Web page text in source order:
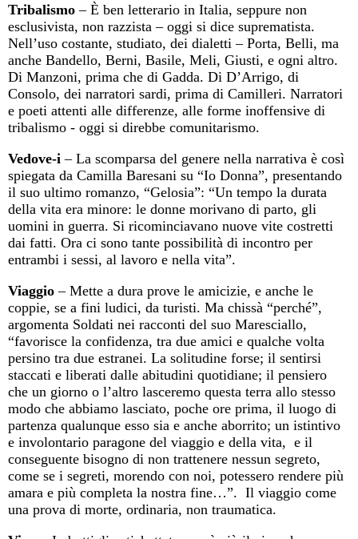
Tribalismo– È ben letterario in Italia, seppure non
esclusivista, non razzista – oggi si dice suprematista.
Nell’uso costante, studiato, dei dialetti – Porta, Belli, ma
anche Bandello, Berni, Basile, Meli, Giusti, e ogni altro.
Di Manzoni, prima che di Gadda. Di D’Arrigo, di
Consolo, dei narratori sardi, prima di Camilleri. Narratori
e poeti attenti alle differenze, alle forme inoffensive di
tribalismo - oggi si direbbe comunitarismo.
Vedove-i– La scomparsa del genere nella narrativa è così
spiegata da Camilla Baresani su “Io Donna”, presentando
il suo ultimo romanzo, “Gelosia”: “Un tempo la durata
della vita era minore: le donne morivano di parto, gli
uomini in guerra. Si ricominciavano nuove vite costretti
dai fatti. Ora ci sono tante possibilità di incontro per
entrambi i sessi, al lavoro e nella vita”.
Viaggio – Mette a dura prove le amicizie, e anche le
coppie, se a fini ludici, da turisti. Ma chissà “perché”,
argomenta Soldati nei racconti del suo Maresciallo,
“favorisce la confidenza, tra due amici e qualche volta
persino tra due estranei. La solitudine forse; il sentirsi
staccati e liberati dalle abitudini quotidiane; il pensiero
che un giorno o l’altro lasceremo questa terra allo stesso
modo che abbiamo lasciato, poche ore prima, il luogo di
partenza qualunque esso sia e anche aborrito; un istintivo
e involontario paragone del viaggio e della vita, e il
conseguente bisogno di non trattenere nessun segreto,
come se i segreti, morendo con noi, potessero rendere più
amara e più completa la nostra fine…”. Il viaggio come
una prova di morte, ordinaria, non traumatica.